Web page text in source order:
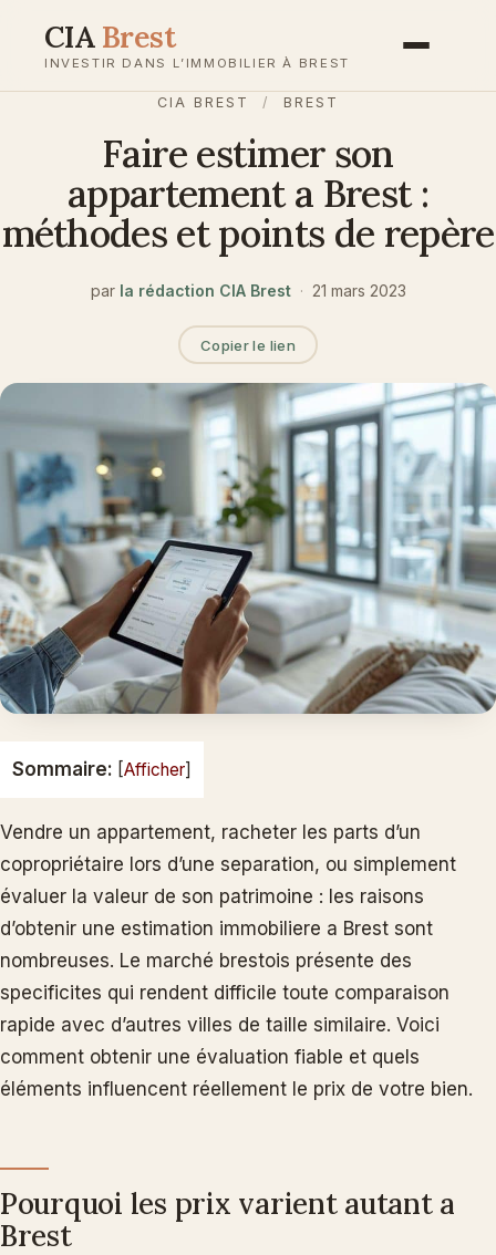
CIA Brest
INVESTIR DANS L’IMMOBILIER À BREST
CIA BREST / BREST
Faire estimer son
appartement a Brest :
méthodes et points de repère
par la rédaction CIA Brest · 21 mars 2023
Copier le lien
Sommaire: [Afficher]
Vendre un appartement, racheter les parts d’un
copropriétaire lors d’une separation, ou simplement
évaluer la valeur de son patrimoine : les raisons
d’obtenir une estimation immobiliere a Brest sont
nombreuses. Le marché brestois présente des
specificites qui rendent difficile toute comparaison
rapide avec d’autres villes de taille similaire. Voici
comment obtenir une évaluation fiable et quels
éléments influencent réellement le prix de votre bien.
Pourquoi les prix varient autant a
Brest